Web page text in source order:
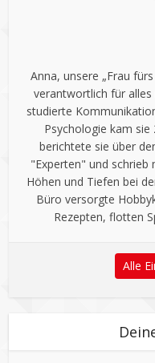
Anna, unsere „Frau
verantwortlich für
studierte
Psychologie kam sie
berichtete sie über
"Experten" und schrieb
Höhen und Tiefen bei
Büro versorgte
Rezepten, flotten
Alle